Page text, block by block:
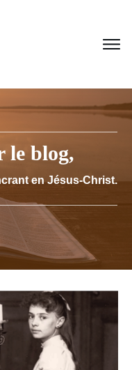
le blog,
en Jésus-Christ.